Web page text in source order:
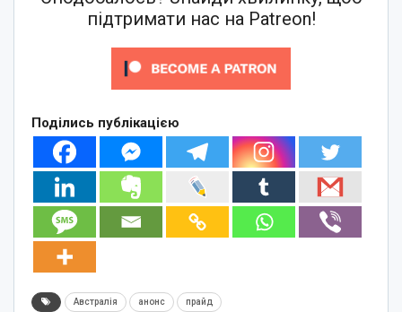
підтримати нас на Patreon!
Поділись публікацією
Австралія анонс прайд